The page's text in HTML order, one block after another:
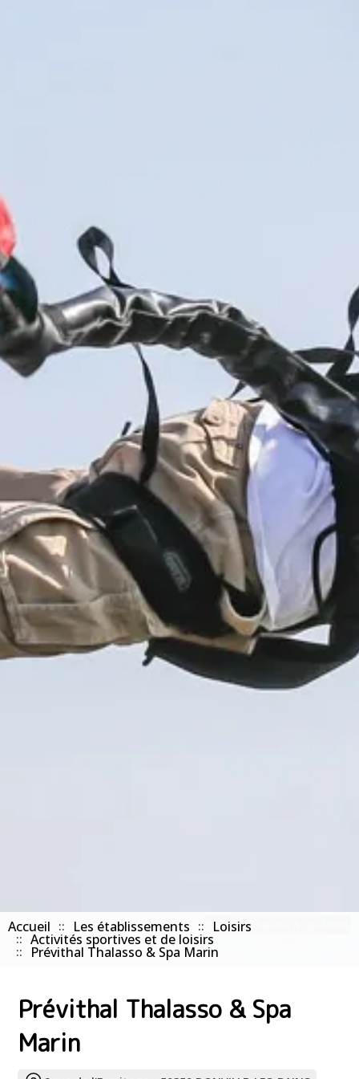
Prévithal Thalasso & Spa Marin
Accueil Les établissements Loisirs
Activités sportives et de loisirs
Prévithal Thalasso & Spa Marin
Prévithal Thalasso & Spa
Marin